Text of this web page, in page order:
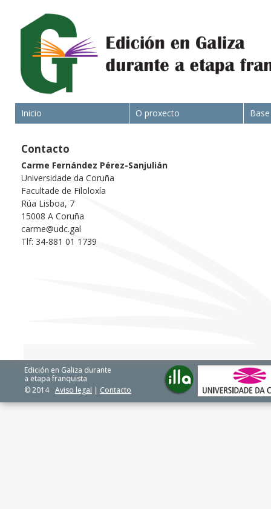
Inicio O proxecto
Contacto
Carme Fernández Pérez-Sanjulián
Universidade da Coruña
Facultade de Filoloxía
Rúa Lisboa, 7
15008 A Coruña
carme@udc.gal
Tlf: 34-881 01 1739
Edición en Galiza durante
a etapa franquista
© 2014 Aviso legal | Contacto